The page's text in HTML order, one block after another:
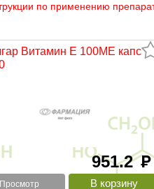
по применению
Витамин Е 100МЕ капс
951.2руб
Просмотр